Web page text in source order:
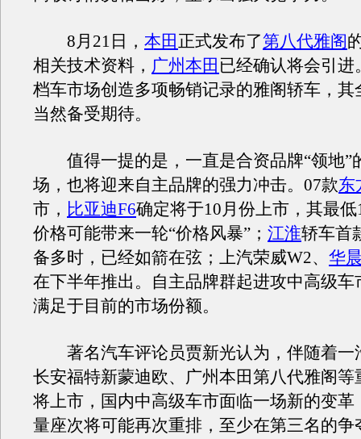
8月21日， 本田 正式发布了第八代雅阁
相关技术资料， 广州本田 已经确认将会引进
档车市场创造多项畅销记录的雅阁轿车，其
当然备受期待。
值得一提的是，一直是合资品牌“领地”
场，也将迎来自主品牌的强力冲击。07款东
市， 比亚迪F6确定将于10月份上市，其最
价格可能带来一轮“价格风暴”； 江淮轿车首
备多时，已经如箭在弦；上汽荣威W2、 华
在下半年推出。自主品牌群起进攻中高级车
满足于目前的市场份额。
著名汽车评论员贾新光认为，伴随着一
长安福特新蒙迪欧、广州本田第八代雅阁等
将上市，国内中高级车市面临一场新的变革
量座次将可能再次重排，至少在第三名的争